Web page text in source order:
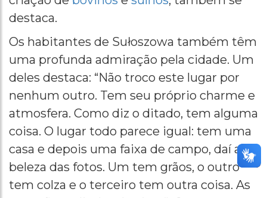
destaca.
Os habitantes de Sułoszowa também têm
uma profunda admiração pela cidade. Um
deles destaca: “Não troco este lugar por
nenhum outro. Tem seu próprio charme e
atmosfera. Como diz o ditado, tem alguma
coisa. O lugar todo parece igual: tem uma
casa e depois uma faixa de campo, daí a
beleza das fotos. Um tem grãos, o outro
tem colza e o terceiro tem outra coisa. As